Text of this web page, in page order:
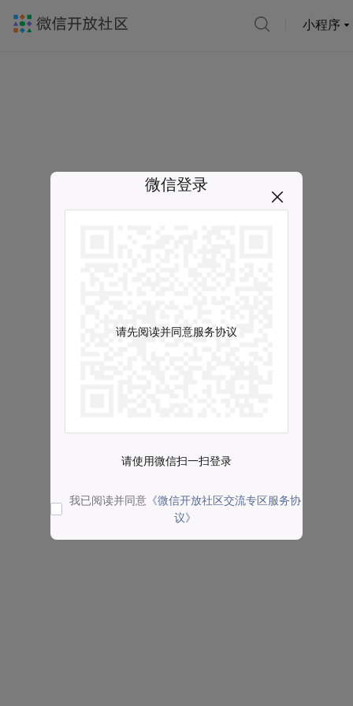
小程序
微信登录
请先阅读并同意服务协议
请使用微信扫一扫登录
我已阅读并同意 《微信开放社区交流专区服务协
议》